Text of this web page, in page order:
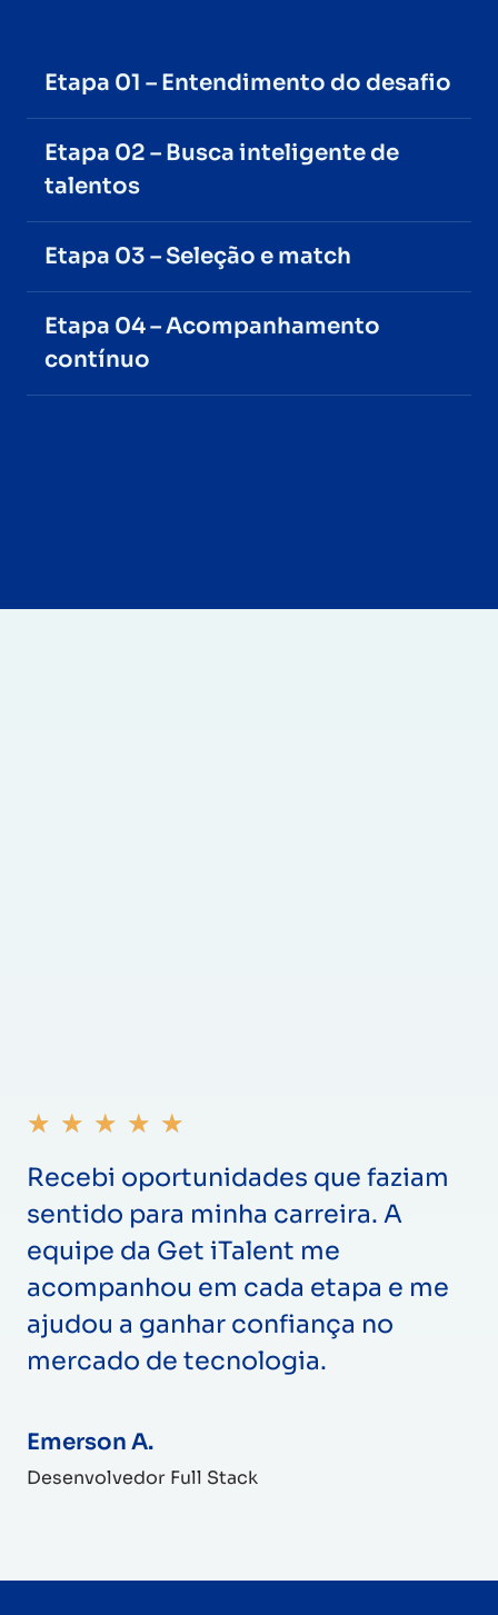
Etapa 01 – Entendimento do desafio
Etapa 02 – Busca inteligente de
talentos
Etapa 03 – Seleção e match
Etapa 04 – Acompanhamento
contínuo
★ ★ ★ ★ ★
Recebi oportunidades que faziam
sentido para minha carreira. A
equipe da Get iTalent me
acompanhou em cada etapa e me
ajudou a ganhar confiança no
mercado de tecnologia.
Emerson A.
Desenvolvedor Full Stack